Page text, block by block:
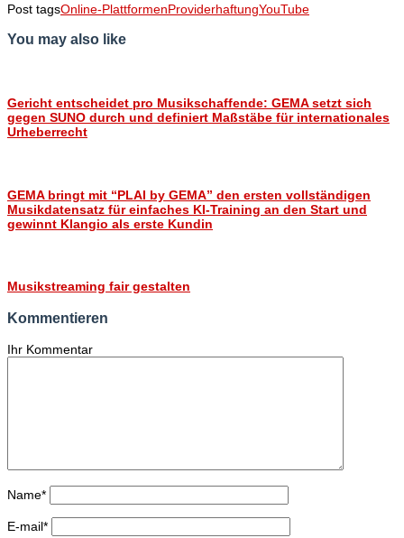
Post tagsOnline-PlattformenProviderhaftungYouTube
You may also like
Gericht entscheidet pro Musikschaffende: GEMA setzt sich
gegen SUNO durch und definiert Maßstäbe für internationales
Urheberrecht
GEMA bringt mit “PLAI by GEMA” den ersten vollständigen
Musikdatensatz für einfaches KI-Training an den Start und
gewinnt Klangio als erste Kundin
Musikstreaming fair gestalten
Kommentieren
Ihr Kommentar
Name*
E-mail*